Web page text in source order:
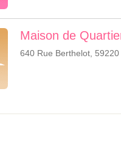
Maison de
640 Rue Berthelot,